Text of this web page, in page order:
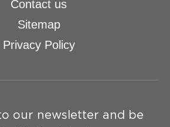
Contact us
Sitemap
Privacy Policy
our newsletter and be